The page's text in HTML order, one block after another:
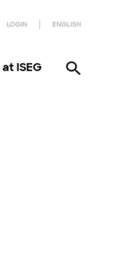
LOGIN ENGLISH
ISEG